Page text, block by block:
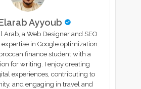
Ayyoub
Arab, a Web Designer and SEO
in Google optimization.
finance student with a
for writing. I enjoy creating
experiences, contributing to
and engaging in travel and